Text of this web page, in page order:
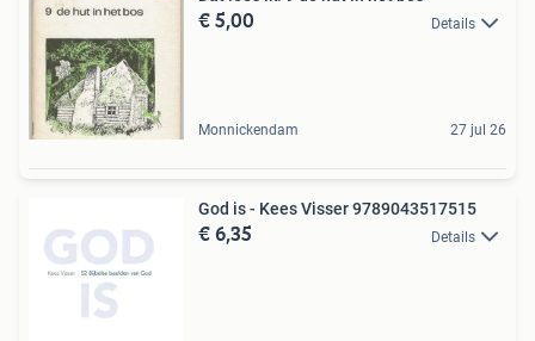
€ 5,00 Details
Monnickendam 27 jul 26
God is - Kees Visser 9789043517515
€ 6,35 Details